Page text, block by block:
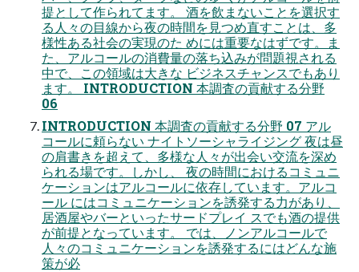
提として作られてます。 酒を飲まないことを選択す
る人々の目線から夜の時間を見つめ直すことは、多
様性ある社会の実現のた めには重要なはずです。ま
た、アルコールの消費量の落ち込みが問題視される
中で、この領域は大きな ビジネスチャンスでもあり
ます。 INTRODUCTION 本調査の貢献する分野
06
INTRODUCTION 本調査の貢献する分野 07 アル
コールに頼らない ナイトソーシャライジング 夜は昼
の肩書きを超えて、多様な人々が出会い交流を深め
られる場です。しかし、 夜の時間におけるコミュニ
ケーションはアルコールに依存しています。アルコ
ール にはコミュニケーションを誘発する力があり、
居酒屋やバーといったサードプレイ スでも酒の提供
が前提となっています。 では、ノンアルコールで
人々のコミュニケーションを誘発するにはどんな施
策が必